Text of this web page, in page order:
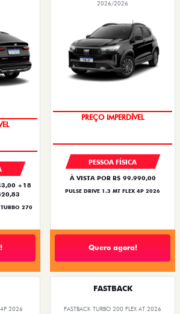
+18
TURBO 270
2026/2026
OPORTUNIDADE
PESSOA FÍSICA
À VISTA POR R$ 99.990,00
PULSE DRIVE 1.3 MT FLEX 4P 2026
Quero agora!
4P 2026
FASTBACK
FASTBACK TURBO 200 FLEX AT 2026